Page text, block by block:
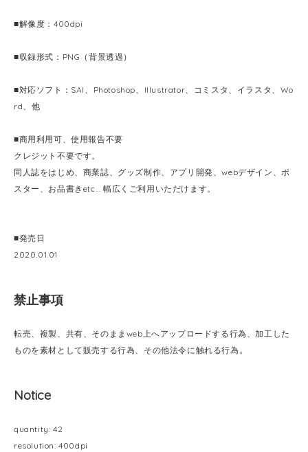
■解像度：400dpi
■収録形式：PNG（背景透過）
■対応ソフト：SAI、Photoshop、Illustrator、コミスタ、イラスタ、Wo
rd、他
■商用利用可、使用報告不要
クレジット不要です。
同人誌をはじめ、商業誌、グッズ制作、アプリ開発、webデザイン、ポ
スター、お品書きetc... 幅広くご利用いただけます。
■発売日
2020.01.01
禁止事項
転売、複製、共有、そのままweb上へアップロードする行為、加工した
ものを素材として販売する行為、その他法令に触れる行為。
Notice
quantity: 42
resolution: 400dpi